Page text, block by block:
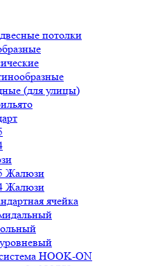
потолки
(для улицы)
Жалюзи
Жалюзи
ячейка
HOOK-ON